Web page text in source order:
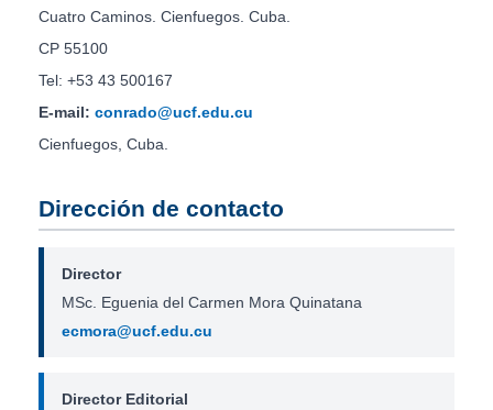
Cuatro Caminos. Cienfuegos. Cuba.
CP 55100
Tel: +53 43 500167
E-mail: conrado@ucf.edu.cu
Cienfuegos, Cuba.
Dirección de contacto
Director
MSc. Eguenia del Carmen Mora Quinatana
ecmora@ucf.edu.cu
Director Editorial